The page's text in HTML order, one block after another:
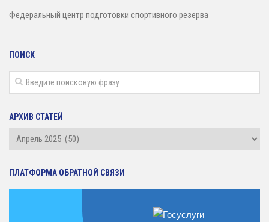
Федеральный центр подготовки спортивного резерва
ПОИСК
АРХИВ СТАТЕЙ
Архив
ПЛАТФОРМА ОБРАТНОЙ СВЯЗИ